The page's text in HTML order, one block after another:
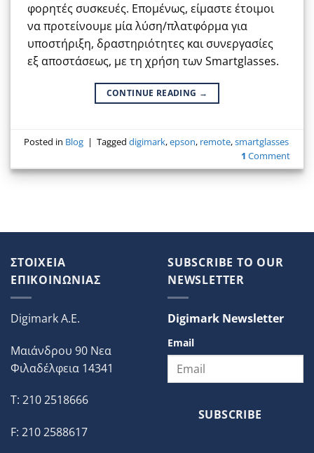
φορητές συσκευές. Επομένως, είμαστε έτοιμοι
να προτείνουμε μία λύση/πλατφόρμα για
υποστήριξη, δραστηριότητες και συνεργασίες
εξ αποστάσεως, με τη χρήση των Smartglasses.
CONTINUE READING →
Posted in Blog | Taggeddigimark,epson, remote,smartglasses
1 Comment
ΣΤΟΙΧΕΙΑ
ΕΠΙΚΟΙΝΩΝΙΑΣ
Digimark A.E.
Μαιάνδρου 90 Νεα
Φιλαδέλφεια 14341
T: 210 2518666
F: 210 2588617
SUBSCRIBE TO OUR
NEWSLETTER
Digimark Newsletter
Email
SUBSCRIBE